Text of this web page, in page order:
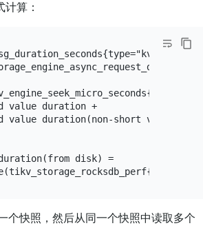
算：
value duration +
value duration(non-short value)
disk) =
个快照，然后从同一个快照中读取多个